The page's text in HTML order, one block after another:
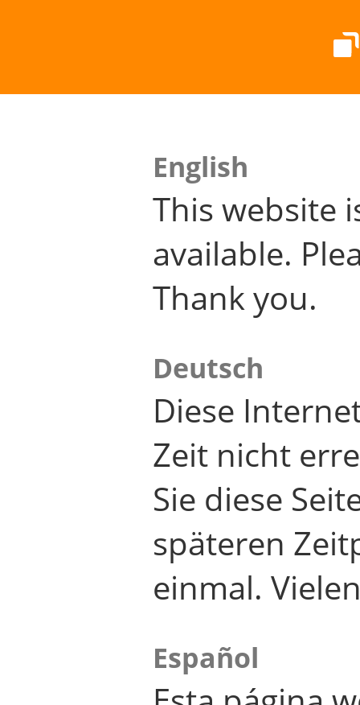
English
This website
available.
Thank you.
Deutsch
Diese
Zeit nicht
Sie diese
späteren
einmal.
Español